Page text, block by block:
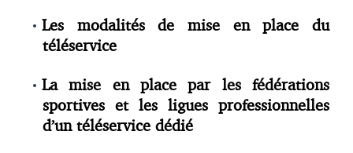
Les modalités de mise en place du
téléservice
La mise en place par les fédérations
sportives et les ligues professionnelles
d’un téléservice dédié